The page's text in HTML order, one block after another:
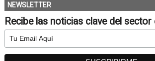
NEWSLETTER
Recibe las noticias clave del sector